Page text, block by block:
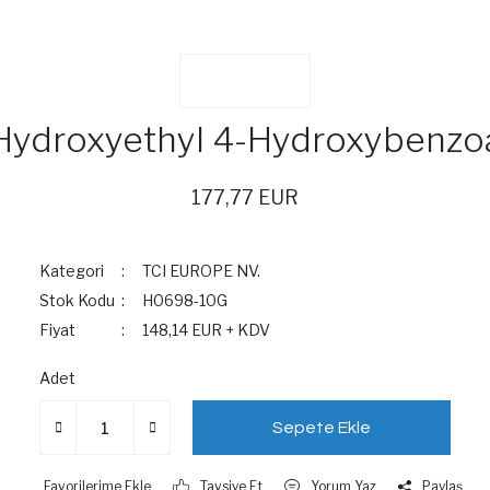
4-
177,77 EUR
Kategori
TCI EUROPE NV.
Stok Kodu
H0698-10G
Fiyat
148,14 EUR + KDV
Adet
Sepete Ekle
Tavsiye Et Yorum Yaz Paylaş